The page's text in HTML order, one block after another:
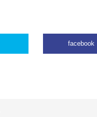
facebook